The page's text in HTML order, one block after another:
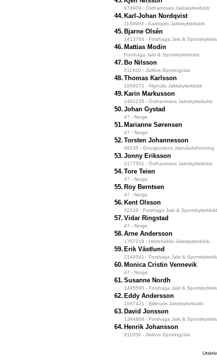
974909 - Östhammars Jaktskytteklubb
44. Karl-Johan Nordqvist
1130993 - Karlstads Jaktskytteklubb
45. Bjarne Olsén
1413764 - Forshaga Jakt &
46. Mattias Modin
Forshaga Jakt & Sportskytteklubb
47. Bo Nilsson
511920 - Järlövs Sportingclub
48. Thomas Karlsson
1659272 - Älghults Jaktskytteklubb
49. Karin Markusson
1401235 - Östhammars Jaktskytteklubb
50. Johan Gystad
47 - Norge
51. Marianne Sørensen
47 - Norge
52. Torsten Johannesson
48235 - Gnosjöortens Jaktvårdsförening
53. Jonny Eriksson
2177501 - Östhammars Jaktskytteklubb
54. Tore Teien
47 - Norge
55. Roy Berntsen
47 - Norge
56. Kent Olsson
32226 - Forshaga Jakt &
57. Vidar Ringstad
47 - Norge
58. Arne Andersson
1707219 - Uddeholms Jaktskytteklubb
59. Erik Västlund
2144541 - Forshaga Jakt &
60. Monica Cristin Vennevik
47 - Norge
61. Susanne Nordh
1495590 - Forshaga Jakt &
62. Eddy Andersson
1597421 - Billeruds Jaktskytteklubb
63. David Jonsson
1384869 - Forshaga Jakt &
64. Henrik Johansson
911059 - Järlövs Sportingclub